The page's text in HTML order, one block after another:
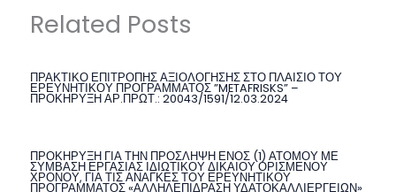
Related Posts
ΠΡΑΚΤΙΚΟ ΕΠΙΤΡΟΠΗΣ ΑΞΙΟΛΟΓΗΣΗΣ ΣΤΟ ΠΛΑΙΣΙΟ ΤΟΥ
ΕΡΕΥΝΗΤΙΚΟΥ ΠΡΟΓΡΑΜΜΑΤΟΣ ”METAFRISKS” –
ΠΡΟΚΗΡΥΞΗ ΑΡ.ΠΡΩΤ.: 20043/1591/12.03.2024
ΠΡΟΚΗΡΥΞΗ ΓΙΑ ΤΗΝ ΠΡΟΣΛΗΨΗ ΕΝΟΣ (1) ΑΤΟΜΟΥ ΜΕ
ΣΥΜΒΑΣΗ ΕΡΓΑΣΙΑΣ ΙΔΙΩΤΙΚΟΥ ΔΙΚΑΙΟΥ ΟΡΙΣΜΕΝΟΥ
ΧΡΟΝΟΥ, ΓΙΑ ΤΙΣ ΑΝΑΓΚΕΣ ΤΟΥ ΕΡΕΥΝΗΤΙΚΟΥ
ΠΡΟΓΡΑΜΜΑΤΟΣ «ΑΛΛΗΛΕΠΙΔΡΑΣΗ ΥΔΑΤΟΚΑΛΛΙΕΡΓΕΙΩΝ»